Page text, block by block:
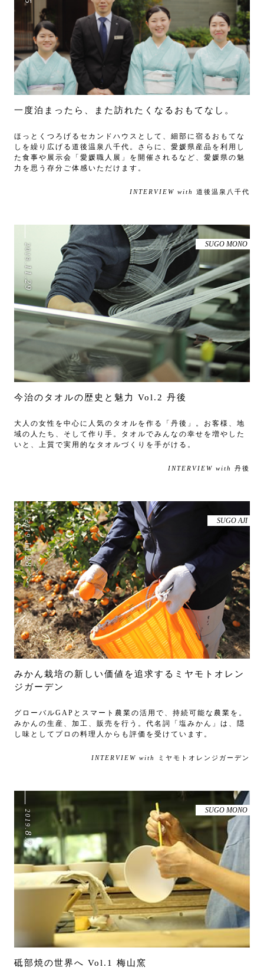
一度泊まったら、また訪れたくなるおもてなし。
ほっとくつろげるセカンドハウスとして、細部に宿るおもてな
しを繰り広げる道後温泉八千代。さらに、愛媛県産品を利用し
た食事や展示会「愛媛職人展」を開催されるなど、愛媛県の魅
力を思う存分ご体感いただけます。
INTERVIEW with 道後温泉八千代
2019
.
11
.
29
SUGO MONO
今治のタオルの歴史と魅力 Vol.2 丹後
大人の女性を中心に人気のタオルを作る「丹後」。お客様、地
域の人たち、そして作り手。タオルでみんなの幸せを増やした
いと、上質で実用的なタオルづくりを手がける。
INTERVIEW with 丹後
2019
.
11
.
28
SUGO AJI
みかん栽培の新しい価値を追求するミヤモトオレン
ジガーデン
グローバルGAPとスマート農業の活用で、持続可能な農業を。
みかんの生産、加工、販売を行う。代名詞「塩みかん」は、隠
し味としてプロの料理人からも評価を受けています。
INTERVIEW with ミヤモトオレンジガーデン
2019
.
8
.
7
SUGO MONO
砥部焼の世界へ Vol.1 梅山窯